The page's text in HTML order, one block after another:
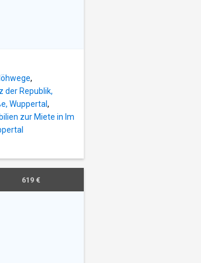
,
der Republik,
Wuppertal ,
zur Miete in Im
619 €